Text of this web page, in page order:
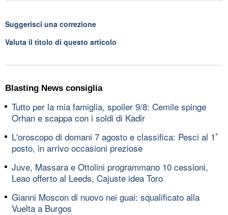
Suggerisci una correzione
Valuta il titolo di questo articolo
Blasting News consiglia
Tutto per la mia famiglia, spoiler 9/8: Cemile spinge
Orhan e scappa con i soldi di Kadir
L'oroscopo di domani 7 agosto e classifica: Pesci al 1ﾟ
posto, in arrivo occasioni preziose
Juve, Massara e Ottolini programmano 10 cessioni,
Leao offerto al Leeds, Cajuste idea Toro
Gianni Moscon di nuovo nei guai: squalificato alla
Vuelta a Burgos